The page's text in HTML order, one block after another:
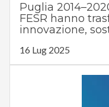
Puglia
FESR hanno
innovazione,
16 Lug 2025